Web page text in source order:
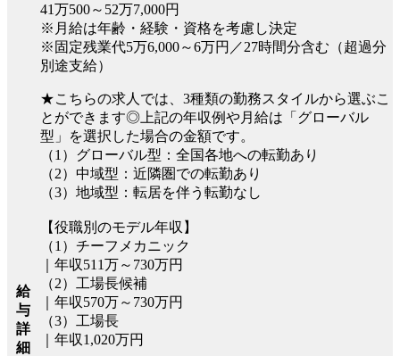
給
与
詳
細
41万500～52万7,000円
※月給は年齢・経験・資格を考慮し決定
※固定残業代5万6,000～6万円／27時間分含む（超過分
別途支給）
★こちらの求人では、3種類の勤務スタイルから選ぶこ
とができます◎上記の年収例や月給は「グローバル
型」を選択した場合の金額です。
（1）グローバル型：全国各地への転勤あり
（2）中域型：近隣圏での転勤あり
（3）地域型：転居を伴う転勤なし
【役職別のモデル年収】
（1）チーフメカニック
｜年収511万～730万円
（2）工場長候補
｜年収570万～730万円
（3）工場長
｜年収1,020万円